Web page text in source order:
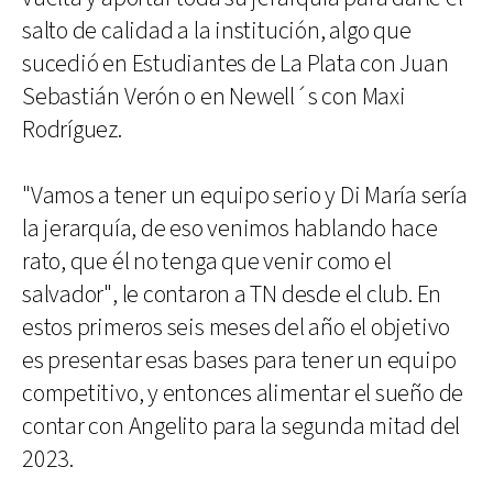
salto de calidad a la institución, algo que
sucedió en Estudiantes de La Plata con Juan
Sebastián Verón o en Newell´s con Maxi
Rodríguez.
"Vamos a tener un equipo serio y Di María sería
la jerarquía, de eso venimos hablando hace
rato, que él no tenga que venir como el
salvador", le contaron a TN desde el club. En
estos primeros seis meses del año el objetivo
es presentar esas bases para tener un equipo
competitivo, y entonces alimentar el sueño de
contar con Angelito para la segunda mitad del
2023.